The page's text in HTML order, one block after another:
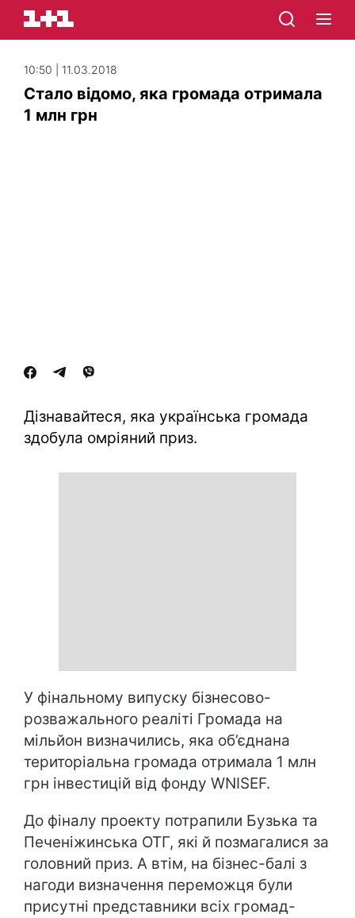
10:50 | 11.03.2018
Стало відомо, яка громада отримала
1 млн грн
Дізнавайтеся, яка українська громада
здобула омріяний приз.
У фінальному випуску бізнесово-
розважального реаліті Громада на
мільйон визначились, яка об’єднана
територіальна громада отримала 1 млн
грн інвестицій від фонду WNISEF.
До фіналу проекту потрапили Бузька та
Печеніжинська ОТГ, які й позмагалися за
головний приз. А втім, на бізнес-балі з
нагоди визначення переможця були
присутні представники всіх громад-